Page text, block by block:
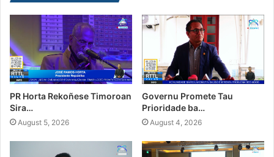
PR Horta Rekoñese Timoroan
Sira…
August 5, 2026
Governu Promete Tau
Prioridade ba…
August 4, 2026